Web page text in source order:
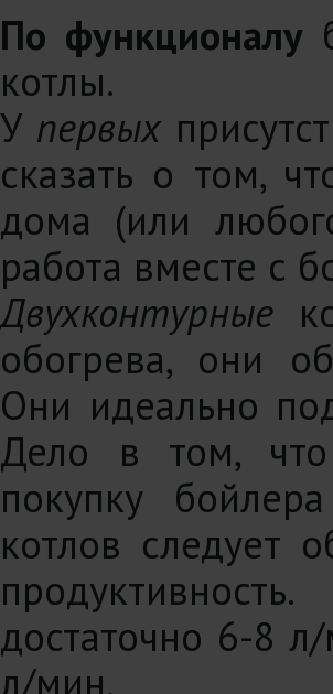
По функционалу
котлы.
У первых
сказать о том,
дома (или
работа вместе с
Двухконтурные
обогрева, они
Они идеально
Дело в том, что
покупку
котлов следует
достаточно 6-8
л/мин.